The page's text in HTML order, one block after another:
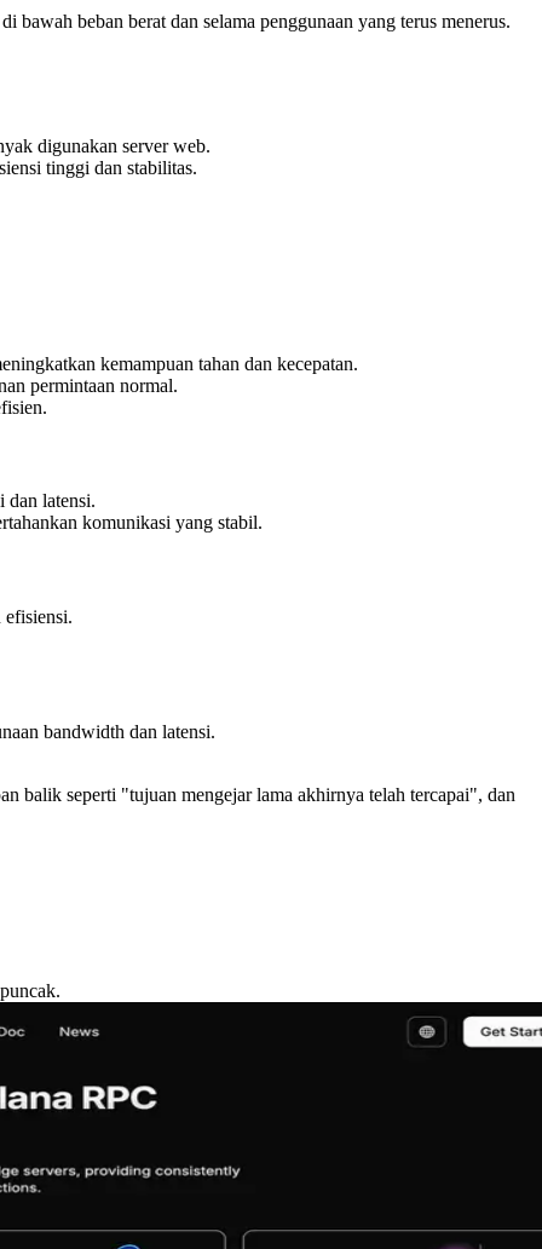
beban berat dan selama penggunaan yang terus menerus.
digunakan server web.
tinggi dan stabilitas.
kemampuan tahan dan kecepatan.
permintaan normal.
dan latensi.
komunikasi yang stabil.
efisiensi.
bandwidth dan latensi.
balik seperti "tujuan mengejar lama akhirnya telah tercapai", dan